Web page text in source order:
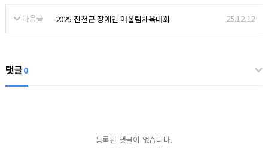
다음글 2025 진천군 장애인 어울림체육대회 25.12.12
댓글0
등록된 댓글이 없습니다.